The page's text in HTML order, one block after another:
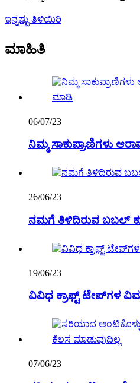
ಇನ್ನಷ್ಟು ತಿಳಿಯಿರಿ
ಮಾಹಿತಿ
06/07/23
ನಿಮ್ಮ ಸಾಕುಪ್ರಾಣಿಗಳು
26/06/23
ನಮಗೆ ತಿಳಿದಿರುವ ಬಬಲ್
19/06/23
ವಿವಿಧ ಕ್ರಾಫ್ಟ್ ಟೇಪ್‌ಗಳ
07/06/23